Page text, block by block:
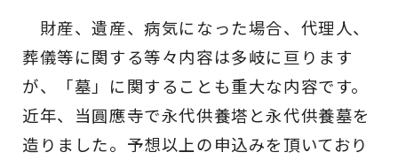
財産、遺産、病気になった場合、代理人、
葬儀等に関する等々内容は多岐に亘ります
が、「墓」に関することも重大な内容です。
近年、当圓應寺で永代供養塔と永代供養墓を
造りました。予想以上の申込みを頂いており